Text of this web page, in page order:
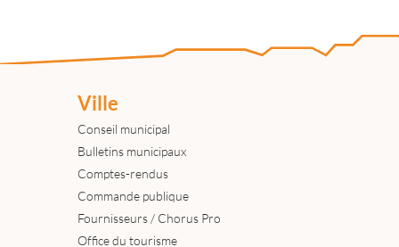
Ville
Conseil municipal
Bulletins municipaux
Comptes-rendus
Commande publique
Fournisseurs / Chorus Pro
Office du tourisme